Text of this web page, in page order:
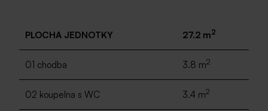
PLOCHA JEDNOTKY 27.2 m2
01 chodba 3.8 m2
02 koupelna s WC 3.4 m2